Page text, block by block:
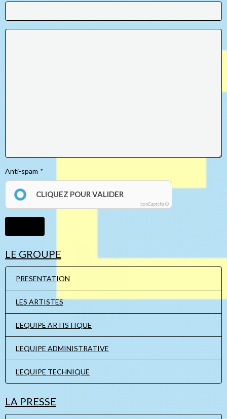
Anti-spam
CLIQUEZ POUR VALIDER
IconCaptcha ©
LE GROUPE
PRESENTATION
LES ARTISTES
L'EQUIPE ARTISTIQUE
L'EQUIPE ADMINISTRATIVE
L'EQUIPE TECHNIQUE
LA PRESSE